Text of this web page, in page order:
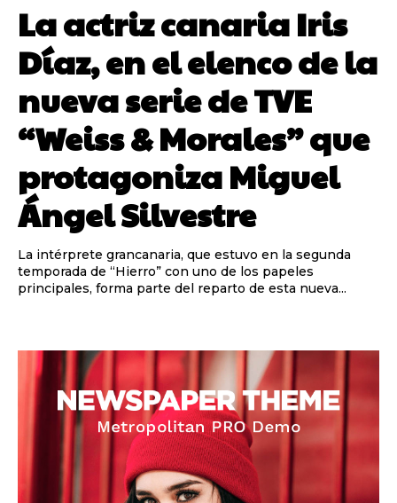
La actriz canaria Iris
Díaz, en el elenco de la
nueva serie de TVE
“Weiss & Morales” que
protagoniza Miguel
Ángel Silvestre
La intérprete grancanaria, que estuvo en la segunda
temporada de “Hierro” con uno de los papeles
principales, forma parte del reparto de esta nueva...